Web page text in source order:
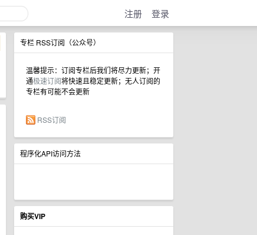
注册 登录
专栏 RSS订阅（公众号）
温馨提示：订阅专栏后我们将尽力更新；开
通极速订阅将快速且稳定更新；无人订阅的
专栏有可能不会更新
RSS订阅
程序化API访问方法
购买VIP